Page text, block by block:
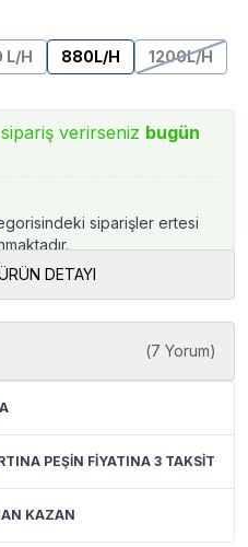
L/H 880L/H
1200L/H
verirseniz bugün
siparişler ertesi
DETAYI
(7 Yorum)
PEŞİN FİYATINA 3 TAKSİT
KAZAN